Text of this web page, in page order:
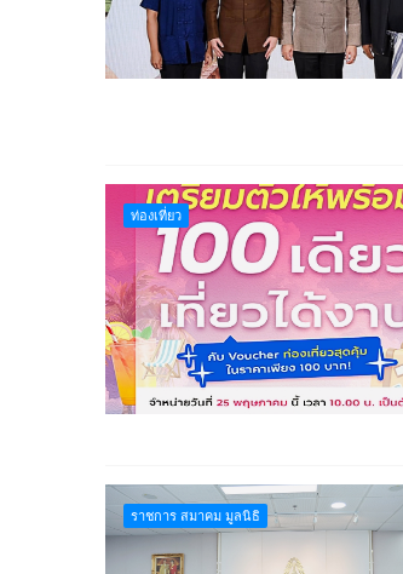
ท่องเที่ยว
ราชการ สมาคม มูลนิธิ